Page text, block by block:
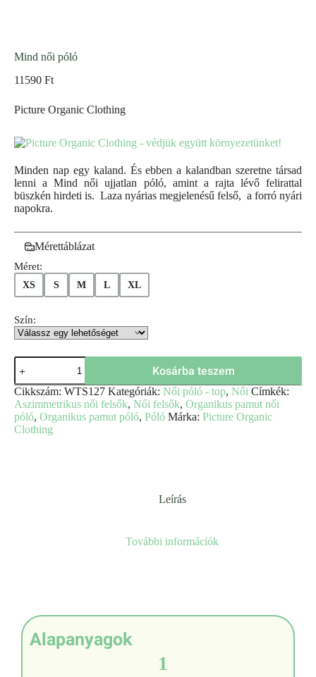
Mind női póló
11590 Ft
Picture Organic Clothing
Minden nap egy kaland. És ebben a kalandban szeretne társad
lenni a Mind női ujjatlan póló, amint a rajta lévő felirattal
büszkén hirdeti is. Laza nyárias megjelenésű felső, a forró nyári
napokra.
Mérettáblázat
Méret:
XS S M L XL
Szín:
Kosárba teszem
Cikkszám: WTS127 Kategóriák: Női póló - top, Női Címkék:
Aszimmetrikus női felsők, Női felsők, Organikus pamut női
póló, Organikus pamut póló, Póló Márka: Picture Organic
Clothing
Leírás
További információk
Alapanyagok
1